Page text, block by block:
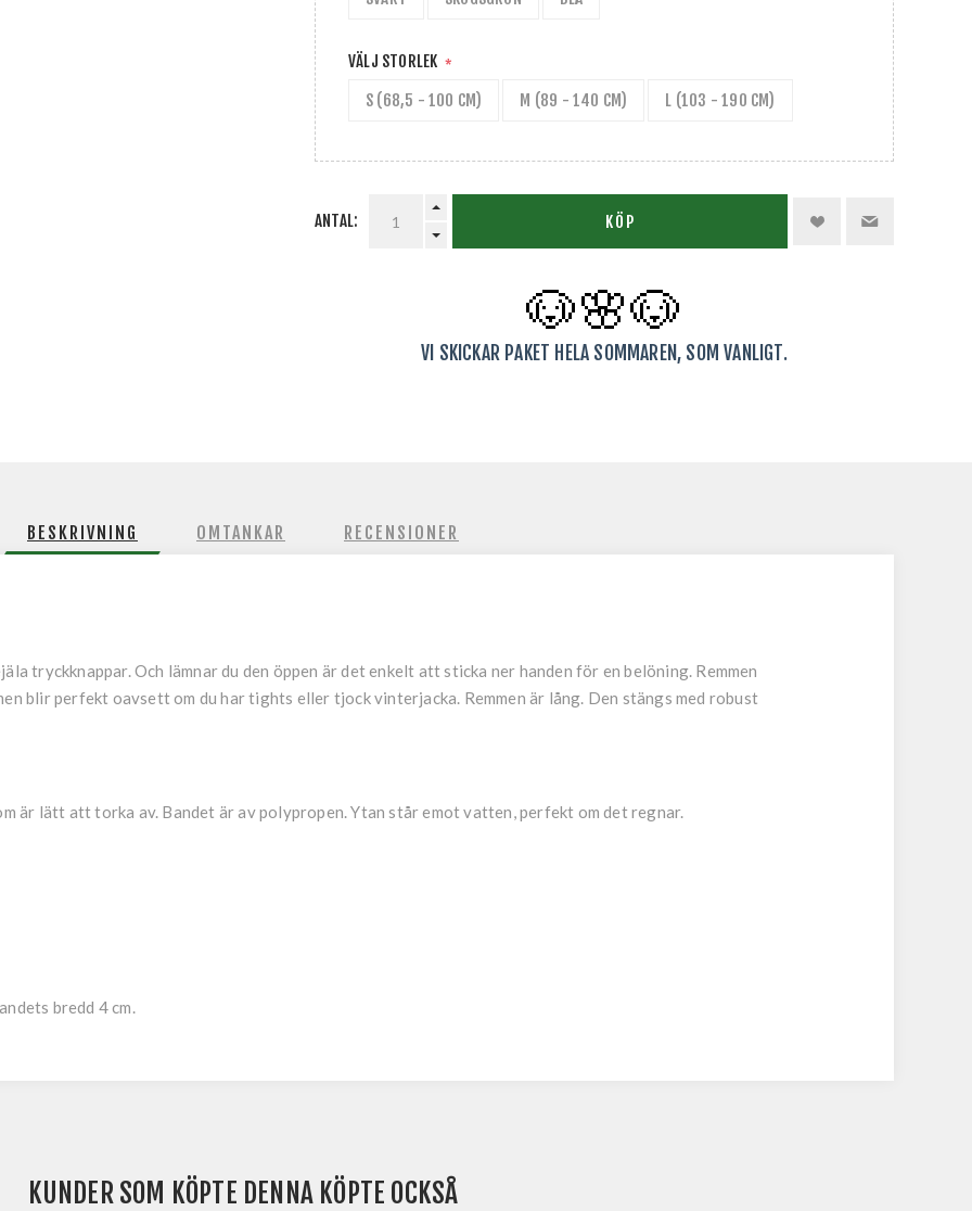
VÄLJ STORLEK *
S (68,5 - 100 CM) M (89 - 140 CM) L (103 - 190 CM)
ANTAL: KÖP
🐶🌸🐶
VI SKICKAR PAKET HELA SOMMAREN, SOM VANLIGT.
BESKRIVNING OMTANKAR RECENSIONER
tryckknappar. Och lämnar du den öppen är det enkelt att sticka ner handen för en belöning. Remmen
blir perfekt oavsett om du har tights eller tjock vinterjacka. Remmen är lång. Den stängs med robust
är lätt att torka av. Bandet är av polypropen. Ytan står emot vatten, perfekt om det regnar.
bredd 4 cm.
KUNDER SOM KÖPTE DENNA KÖPTE OCKSÅ